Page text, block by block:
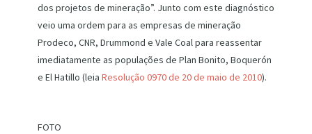
dos projetos de mineração”. Junto com este diagnóstico
veio uma ordem para as empresas de mineração
Prodeco, CNR, Drummond e Vale Coal para reassentar
imediatamente as populações de Plan Bonito, Boquerón
e El Hatillo (leia Resolução 0970 de 20 de maio de 2010).
FOTO